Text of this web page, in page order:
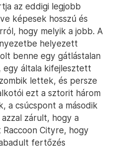
az eddigi legjobb
képesek hosszú és
hogy melyik a jobb. A
helyezett
benne egy gátlástalan
egy általa kifejlesztett
lettek, és persze
ezt a sztorit három
a csúcspont a második
zárult, hogy a
Cityre, hogy
fertőzés